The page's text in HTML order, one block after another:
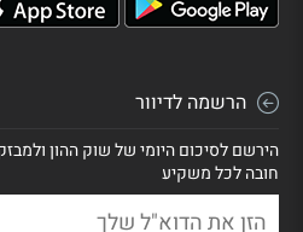
הרשמה לדיוור
הירשם לסיכום היומי של שוק ההון
חובה לכל משקיע